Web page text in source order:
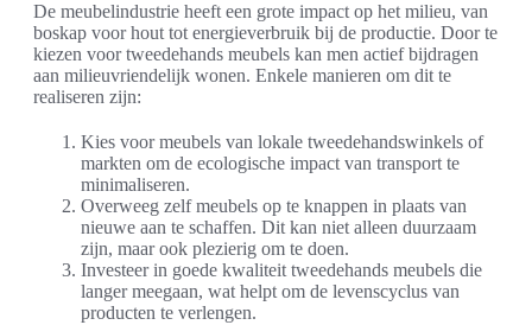
De meubelindustrie heeft een grote impact op het milieu, van
boskap voor hout tot energieverbruik bij de productie. Door te
kiezen voor tweedehands meubels kan men actief bijdragen
aan milieuvriendelijk wonen. Enkele manieren om dit te
realiseren zijn:
Kies voor meubels van lokale tweedehandswinkels of
markten om de ecologische impact van transport te
minimaliseren.
Overweeg zelf meubels op te knappen in plaats van
nieuwe aan te schaffen. Dit kan niet alleen duurzaam
zijn, maar ook plezierig om te doen.
Investeer in goede kwaliteit tweedehands meubels die
langer meegaan, wat helpt om de levenscyclus van
producten te verlengen.